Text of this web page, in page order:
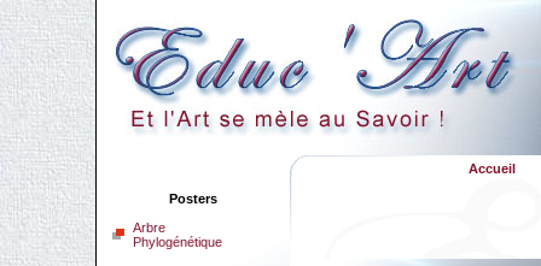
Posters
Arbre
Phylogénétique
Accueil